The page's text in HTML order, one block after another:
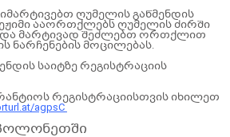
ღუმელის გაწმენდის
ააორთქლებს ღუმელის ძირში
მარტივად შეძლებთ ორთქლით
ნარჩენების მოცილებას.
საიტზე რეგისტრაციის
რეგისტრაციისთვის იხილეთ
agpsC